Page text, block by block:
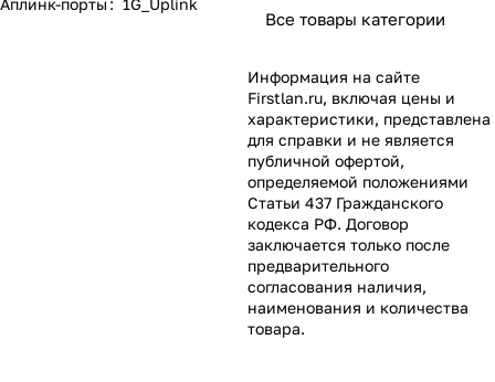
Аплинк-порты: 1G_Uplink
Все товары категории
Информация на сайте
Firstlan.ru, включая цены и
характеристики, представлена
для справки и не является
публичной офертой,
определяемой положениями
Статьи 437 Гражданского
кодекса РФ. Договор
заключается только после
предварительного
согласования наличия,
наименования и количества
товара.